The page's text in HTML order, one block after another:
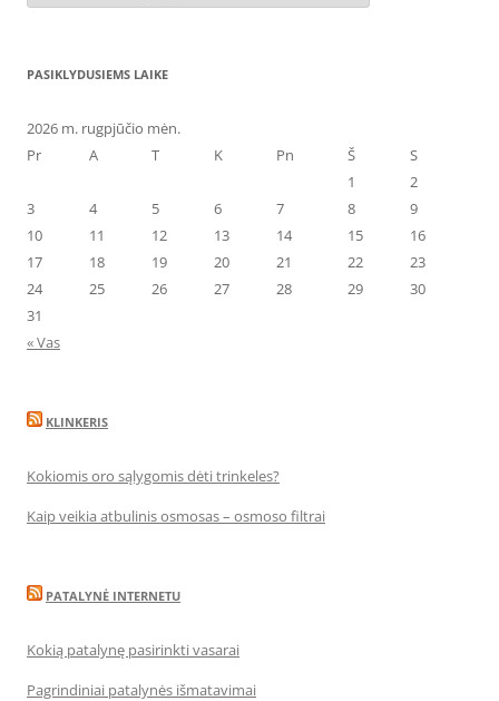
PASIKLYDUSIEMS LAIKE
2026 m. rugpjūčio mėn.
Pr
A T K Pn Š
S
1
2
3
4 5 6 7 8
9
10
11 12 13 14 15
16
17
18 19 20 21 22
23
24
25 26 27 28 29
30
31
« Vas
KLINKERIS
Kokiomis oro sąlygomis dėti trinkeles?
Kaip veikia atbulinis osmosas – osmoso filtrai
PATALYNĖ INTERNETU
Kokią patalynę pasirinkti vasarai
Pagrindiniai patalynės išmatavimai